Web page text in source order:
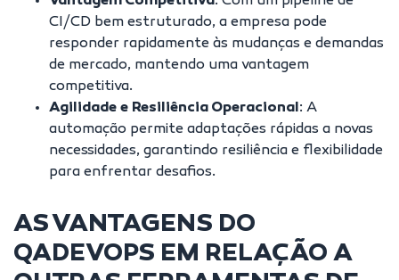
CI/CD bem estruturado, a empresa pode
responder rapidamente às mudanças e demandas
de mercado, mantendo uma vantagem
competitiva.
Agilidade e Resiliência Operacional: A
automação permite adaptações rápidas a novas
necessidades, garantindo resiliência e flexibilidade
para enfrentar desafios.
AS VANTAGENS DO
QADEVOPS EM RELAÇÃO A